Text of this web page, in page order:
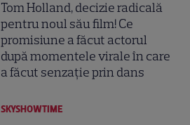
Tom Holland, decizie radicală
pentru noul său film! Ce
promisiune a făcut actorul
după momentele virale în care
a făcut senzație prin dans
SKYSHOWTIME